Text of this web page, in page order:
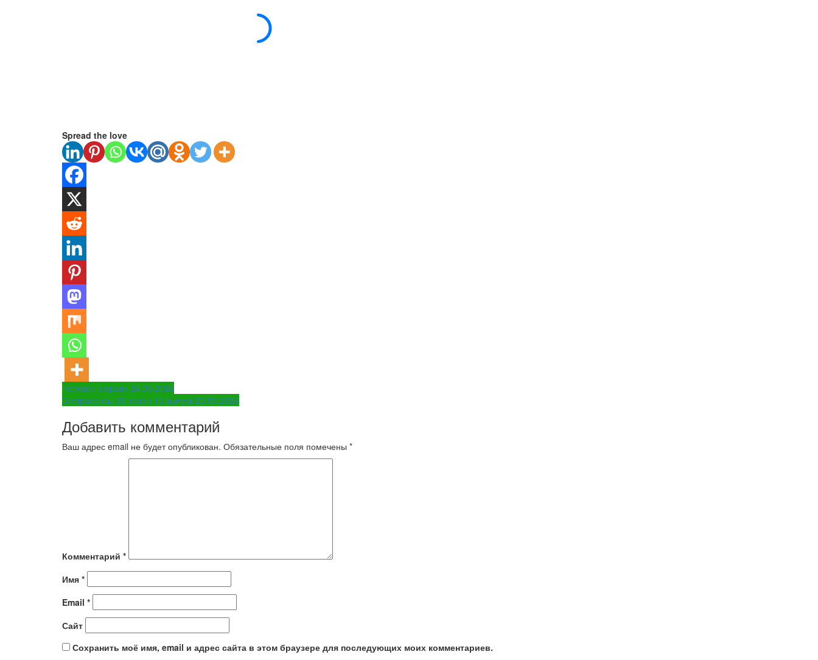
Spread the love
Навигация
по
записям
Человек в праве 24.05.2026
Экстрасенсы 25 сезон 13 выпуск 23.05.2026
Добавить комментарий
Ваш адрес email не будет опубликован. Обязательные поля помечены *
Комментарий *
Имя *
Email *
Сайт
Сохранить моё имя, email и адрес сайта в этом браузере для последующих моих комментариев.